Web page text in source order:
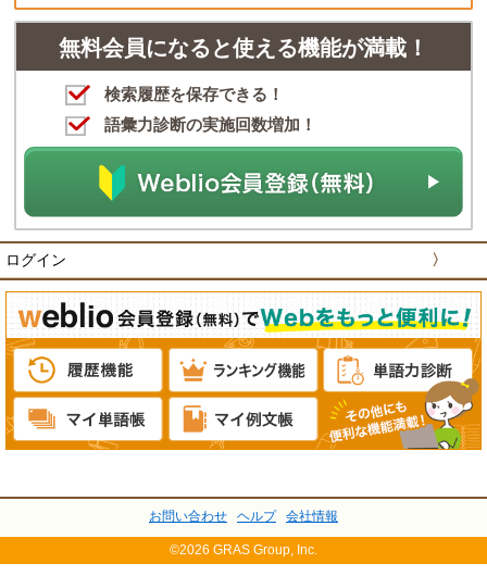
無料会員になると使える機能が満載！
検索履歴を保存できる！
語彙力診断の実施回数増加！
ログイン 〉
お問い合わせ ヘルプ 会社情報
©2026 GRAS Group, Inc.